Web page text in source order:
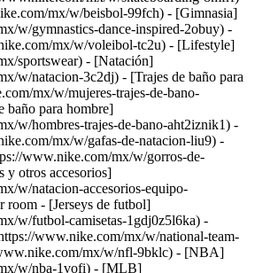
mx/w/beisbol-99fch) - [Gimnasia]
w/gymnastics-dance-inspired-2obuy) -
mx/w/voleibol-tc2u) - [Lifestyle]
sportswear) - [Natación]
w/natacion-3c2dj) - [Trajes de baño para
mx/w/mujeres-trajes-de-bano-
baño para hombre]
w/hombres-trajes-de-bano-aht2iznik1) -
mx/w/gafas-de-natacion-liu9) -
www.nike.com/mx/w/gorros-de-
y otros accesorios]
w/natacion-accesorios-equipo-
room - [Jerseys de futbol]
w/futbol-camisetas-1gdj0z5l6ka) -
www.nike.com/mx/w/national-team-
mx/w/nfl-9bklc) - [NBA]
w/nba-1vofi) - [MLB]